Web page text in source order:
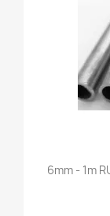
6mm - 1m